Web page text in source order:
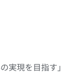
実現を目指す」